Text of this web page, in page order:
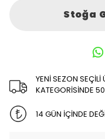
Stoğa
YENİ SEZON
KATEGORİSİNDE
14 GÜN İÇİNDE